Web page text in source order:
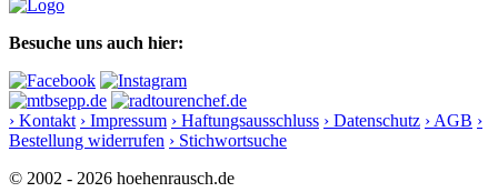
Besuche uns auch hier:
› Kontakt › Impressum › Haftungsausschluss › Datenschutz › AGB ›
Bestellung widerrufen › Stichwortsuche
© 2002 - 2026 hoehenrausch.de